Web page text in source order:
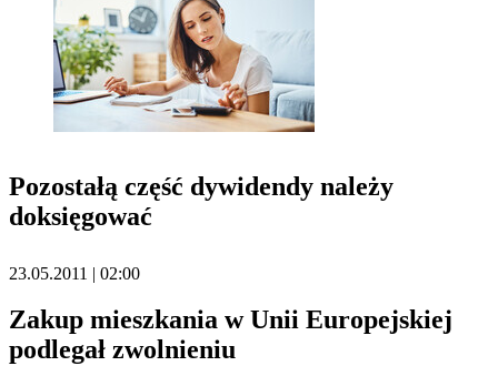
Pozostałą część dywidendy należy
doksięgować
23.05.2011 | 02:00
Zakup mieszkania w Unii Europejskiej
podlegał zwolnieniu